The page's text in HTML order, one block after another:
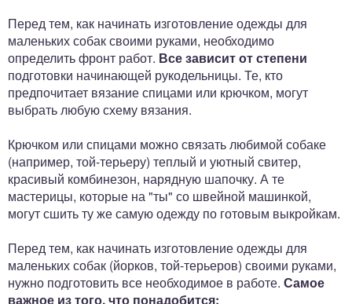
Перед тем, как начинать изготовление одежды для
маленьких собак своими руками, необходимо
определить фронт работ. Все зависит от степени
подготовки начинающей рукодельницы. Те, кто
предпочитает вязание спицами или крючком, могут
выбрать любую схему вязания.
Крючком или спицами можно связать любимой собаке
(например, той-терьеру) теплый и уютный свитер,
красивый комбинезон, нарядную шапочку. А те
мастерицы, которые на "ты" со швейной машинкой,
могут сшить ту же самую одежду по готовым выкройкам.
Перед тем, как начинать изготовление одежды для
маленьких собак (йорков, той-терьеров) своими руками,
нужно подготовить все необходимое в работе. Самое
важное из того, что понадобится: